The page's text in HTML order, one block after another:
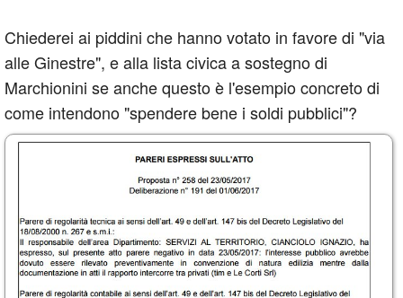
Chiederei ai piddini che hanno votato in favore di "via
alle Ginestre", e alla lista civica a sostegno di
Marchionini se anche questo è l'esempio concreto di
come intendono "spendere bene i soldi pubblici"?